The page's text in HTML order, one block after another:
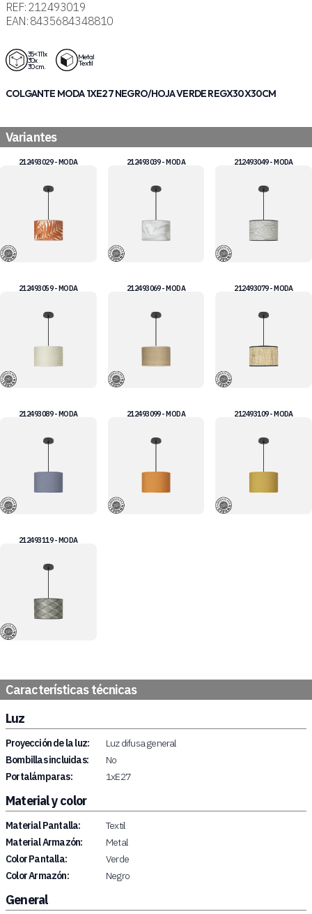
REF: 212493019
EAN: 8435684348810
35<111x
30x
30 cm.
Metal
Textil
COLGANTE MODA 1XE27 NEGRO/HOJA VERDE REGX30X30CM
Variantes
212493029 - MODA 212493039 - MODA 212493049 - MODA
212493059 - MODA 212493069 - MODA 212493079 - MODA
212493089 - MODA 212493099 - MODA 212493109 - MODA
212493119 - MODA
Características técnicas
Luz
Proyección de la luz:
Luz difusa general
Bombillas incluidas:
No
Portalámparas:
1xE27
Material y color
Material Pantalla:
Textil
Material Armazón:
Metal
Color Pantalla:
Verde
Color Armazón:
Negro
General